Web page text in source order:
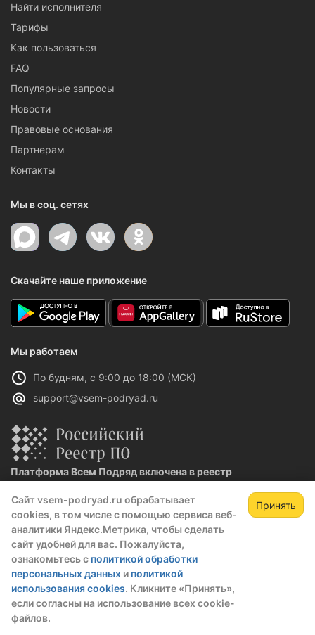
Сайт vsem-podryad.ru обрабатывает
cookies, в том числе с помощью сервиса веб-
аналитики Яндекс.Метрика, чтобы сделать
сайт удобней для вас. Пожалуйста,
ознакомьтесь с политикой обработки
персональных данных и политикой
использования cookies. Кликните «Принять»,
если согласны на использование всех cookie-
файлов.
Принять
Найти исполнителя
Тарифы
Как пользоваться
FAQ
Популярные запросы
Новости
Правовые основания
Партнерам
Контакты
Мы в соц. сетях
Скачайте наше приложение
Мы работаем
По будням, с 9:00 до 18:00 (МСК)
support@vsem-podryad.ru
Платформа Всем Подряд включена в реестр
Реестровая запись №32021 от 06.02.2026
Политика конфиденциальности
О компании
© 2016 — 2026 ООО "Промтех"